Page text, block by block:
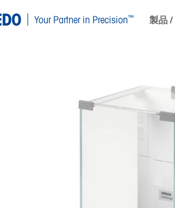
Your Partner in Precision™ 製品 /